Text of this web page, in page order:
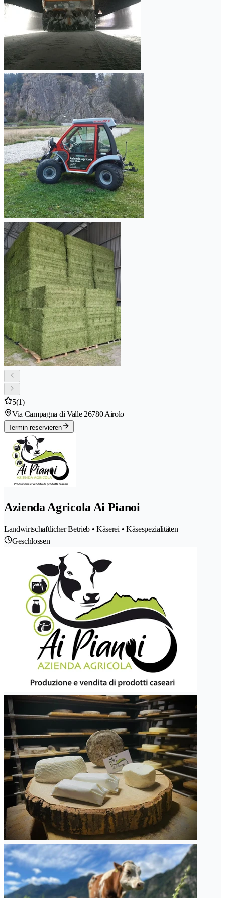
5(1)
Via Campagna di Valle 26780 Airolo
Termin reservieren
Azienda Agricola Ai Pianoi
Landwirtschaftlicher Betrieb • Käserei • Käsespezialitäten
Geschlossen